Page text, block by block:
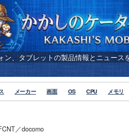
ン、タブレットの製品情報とニュース
メーカー 画面 OS CPU メモリ
／docomo